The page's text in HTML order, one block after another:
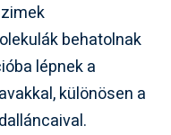
behatolnak
lépnek a
különösen a